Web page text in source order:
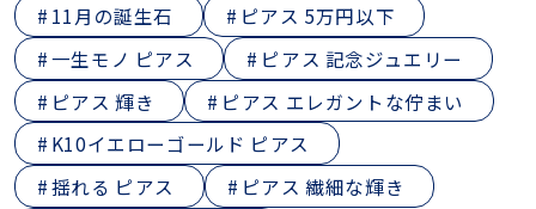
11月の誕生石
ピアス 5万円以下
一生モノ ピアス
ピアス 記念ジュエリー
ピアス 輝き
ピアス エレガントな佇まい
K10イエローゴールド ピアス
揺れる ピアス
ピアス 繊細な輝き